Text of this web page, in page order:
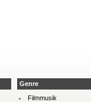
Genre
Filmmusik